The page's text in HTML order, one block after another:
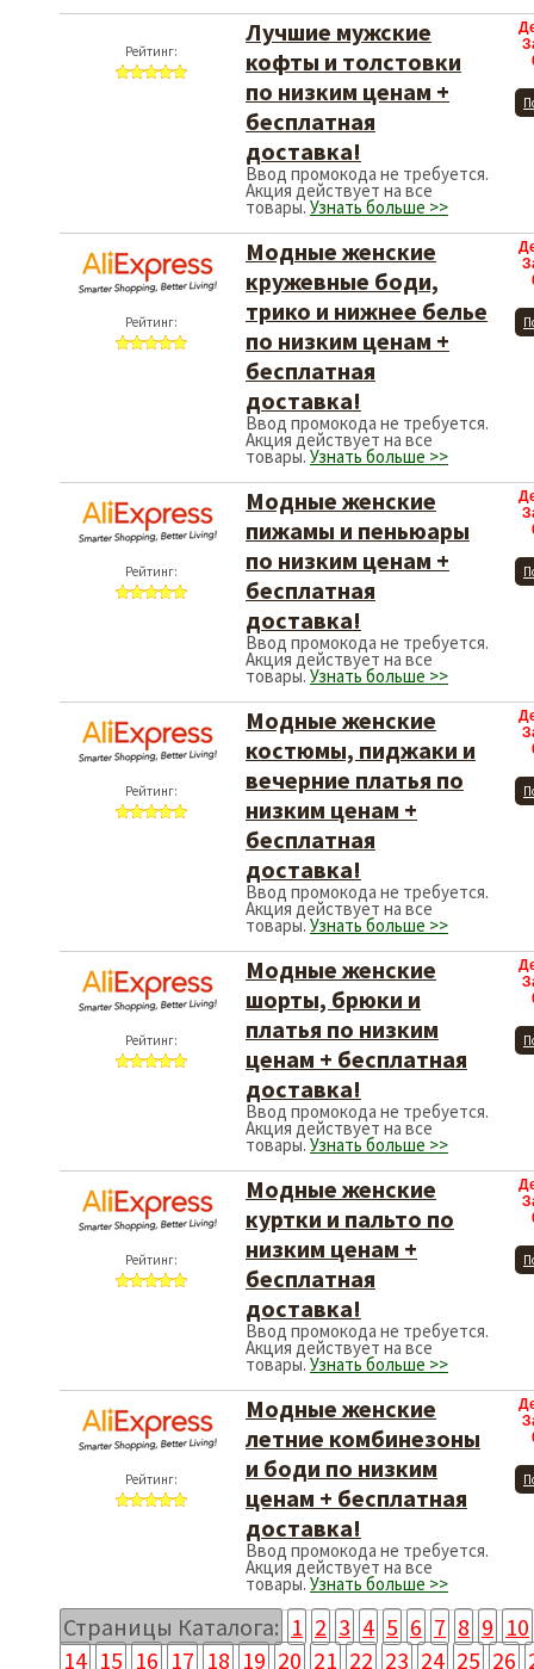
Рейтинг:
Лучшие мужские
кофты и толстовки
по низким ценам +
бесплатная
доставка!
Ввод промокода не требуется.
Акция действует на все
товары. Узнать больше >>
Рейтинг:
Модные женские
кружевные боди,
трико и нижнее белье
по низким ценам +
бесплатная
доставка!
Ввод промокода не требуется.
Акция действует на все
товары. Узнать больше >>
Рейтинг:
Модные женские
пижамы и пеньюары
по низким ценам +
бесплатная
доставка!
Ввод промокода не требуется.
Акция действует на все
товары. Узнать больше >>
Рейтинг:
Модные женские
костюмы, пиджаки и
вечерние платья по
низким ценам +
бесплатная
доставка!
Ввод промокода не требуется.
Акция действует на все
товары. Узнать больше >>
Рейтинг:
Модные женские
шорты, брюки и
платья по низким
ценам + бесплатная
доставка!
Ввод промокода не требуется.
Акция действует на все
товары. Узнать больше >>
Рейтинг:
Модные женские
куртки и пальто по
низким ценам +
бесплатная
доставка!
Ввод промокода не требуется.
Акция действует на все
товары. Узнать больше >>
Рейтинг:
Модные женские
летние комбинезоны
и боди по низким
ценам + бесплатная
доставка!
Ввод промокода не требуется.
Акция действует на все
товары. Узнать больше >>
Страницы Каталога: 1 2 3 4 5 6 7 8 9 10
14 15 16 17 18 19 20 21 22 23 24 25 26